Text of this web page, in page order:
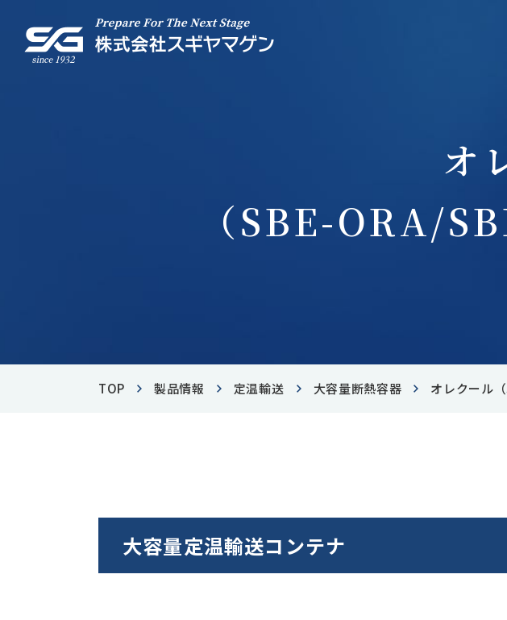
- キミツとは
- アネロパックシリーズの特
- 感染性物質輸送
TEL03-3814-0285
受付時間 9:00～17:00
オ
（SBE-ORA/
TOP 製品情報 定温輸送 大容量断熱容器 オレクール
大容量定温輸送コンテナ